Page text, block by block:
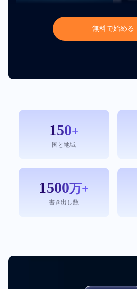
無料で始める
150+
国と地域
1500万+
書き出し数